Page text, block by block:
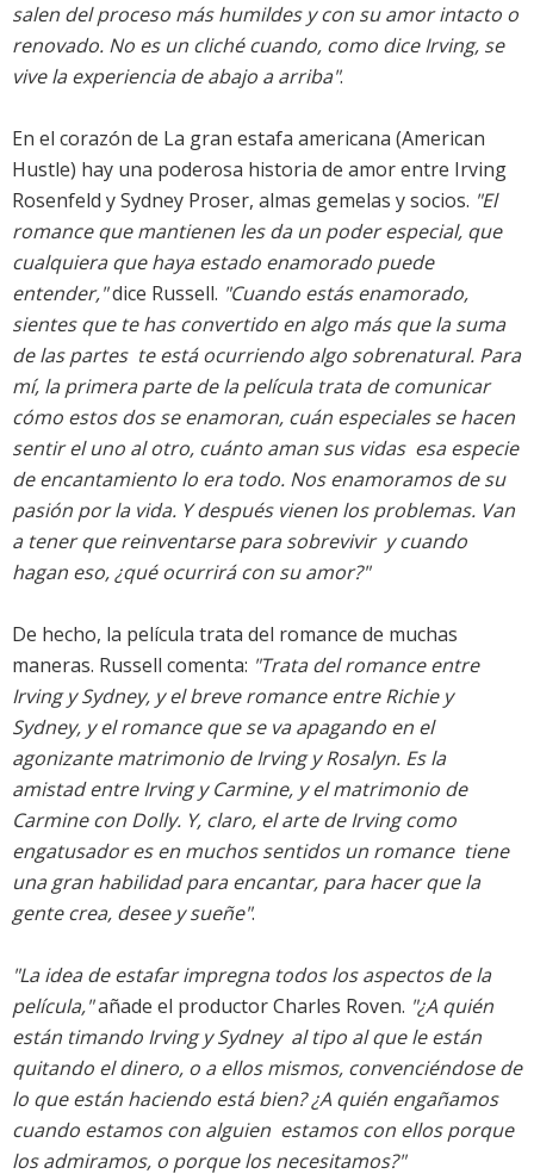
salen del proceso más humildes y con su amor intacto o
renovado. No es un cliché cuando, como dice Irving, se
vive la experiencia de abajo a arriba".
En el corazón de La gran estafa americana (American
Hustle) hay una poderosa historia de amor entre Irving
Rosenfeld y Sydney Proser, almas gemelas y socios. "El
romance que mantienen les da un poder especial, que
cualquiera que haya estado enamorado puede
entender,"dice Russell. "Cuando estás enamorado,
sientes que te has convertido en algo más que la suma
de las partes  te está ocurriendo algo sobrenatural. Para
mí, la primera parte de la película trata de comunicar
cómo estos dos se enamoran, cuán especiales se hacen
sentir el uno al otro, cuánto aman sus vidas  esa especie
de encantamiento lo era todo. Nos enamoramos de su
pasión por la vida. Y después vienen los problemas. Van
a tener que reinventarse para sobrevivir  y cuando
hagan eso, ¿qué ocurrirá con su amor?"
De hecho, la película trata del romance de muchas
maneras. Russell comenta: "Trata del romance entre
Irving y Sydney, y el breve romance entre Richie y
Sydney, y el romance que se va apagando en el
agonizante matrimonio de Irving y Rosalyn. Es la
amistad entre Irving y Carmine, y el matrimonio de
Carmine con Dolly. Y, claro, el arte de Irving como
engatusador es en muchos sentidos un romance  tiene
una gran habilidad para encantar, para hacer que la
gente crea, desee y sueñe".
"La idea de estafar impregna todos los aspectos de la
película,"añade el productor Charles Roven. "¿A quién
están timando Irving y Sydney  al tipo al que le están
quitando el dinero, o a ellos mismos, convenciéndose de
lo que están haciendo está bien? ¿A quién engañamos
cuando estamos con alguien  estamos con ellos porque
los admiramos, o porque los necesitamos?"